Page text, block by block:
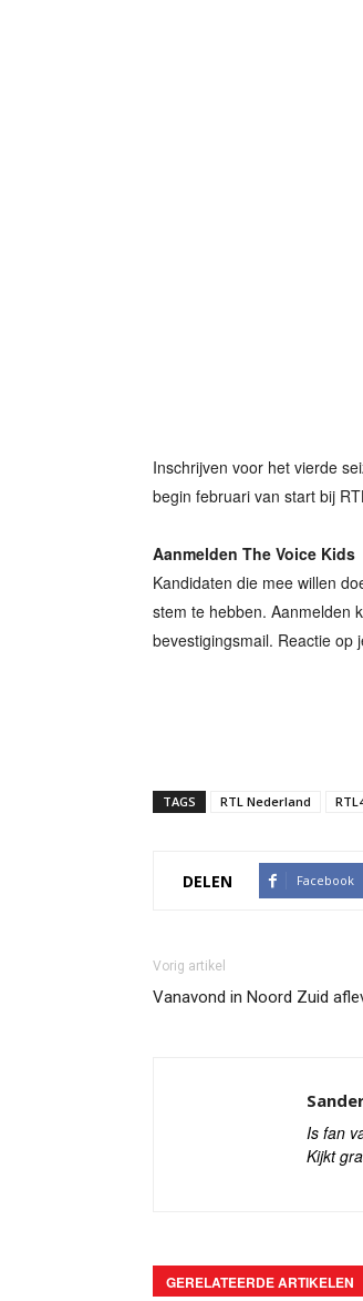
Inschrijven voor het vierde
begin februari van start bij
Aanmelden The Voice Kids
Kandidaten die mee willen
stem te hebben. Aanmelden
bevestigingsmail. Reactie op
TAGS RTL Nederland
DELEN Facebook
Vorig artikel
Vanavond in Noord Zuid
Is fan
Kijkt
GERELATEERDE ARTIKELEN